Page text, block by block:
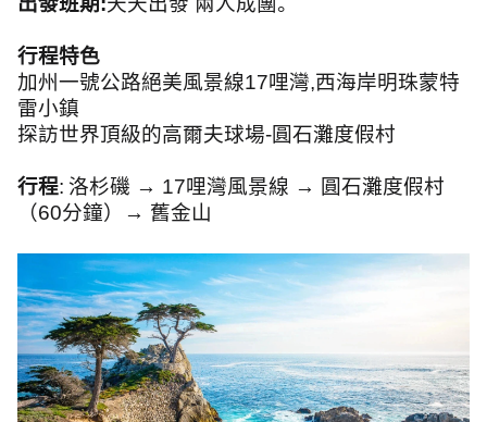
行程特色
加州一號公路絕美風景線17哩灣,西海岸明珠蒙特
雷小鎮
探訪世界頂級的高爾夫球場-圓石灘度假村
行程: 洛杉磯 → 17哩灣風景線 → 圓石灘度假村
（60分鐘） → 舊金山